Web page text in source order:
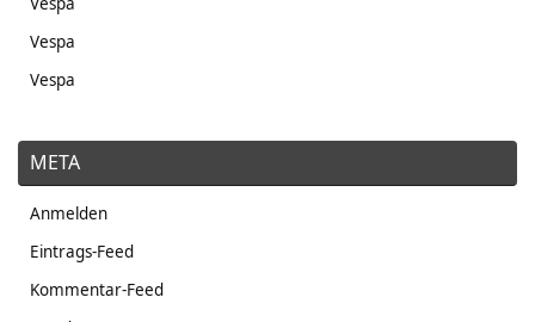
Vespa
Vespa
META
Anmelden
Eintrags-Feed
Kommentar-Feed